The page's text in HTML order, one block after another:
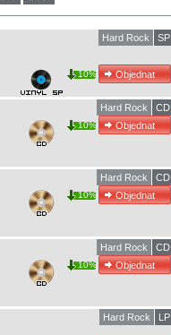
SP
Hard Rock
10%
CD
Hard Rock
10%
CD
Hard Rock
10%
CD
Hard Rock
10%
LP
Hard Rock